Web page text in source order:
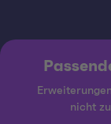
nicht